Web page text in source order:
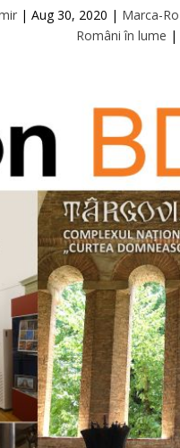
| Aug 30, 2020 | Marca-
Români în lume